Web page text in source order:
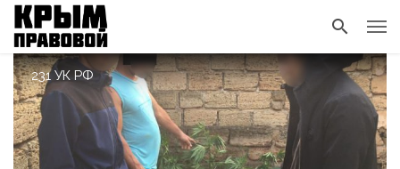
231 УК РФ